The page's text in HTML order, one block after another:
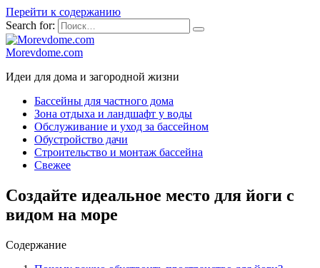
Перейти к содержанию
Search for:
Morevdome.com
Идеи для дома и загородной жизни
Бассейны для частного дома
Зона отдыха и ландшафт у воды
Обслуживание и уход за бассейном
Обустройство дачи
Строительство и монтаж бассейна
Свежее
Создайте идеальное место для йоги с
видом на море
Содержание